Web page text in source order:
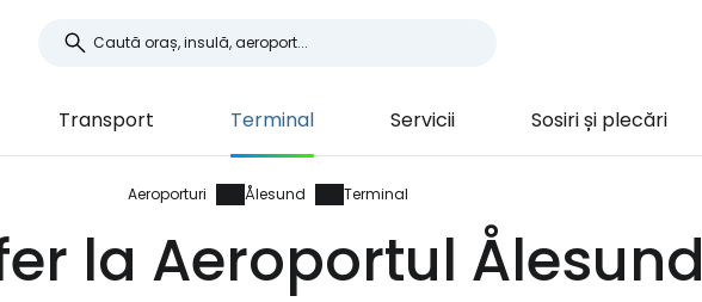
Transport Terminal Servicii Sosiri și plecări
Aeroporturi Ålesund Terminal
la Aeroportul Ålesund